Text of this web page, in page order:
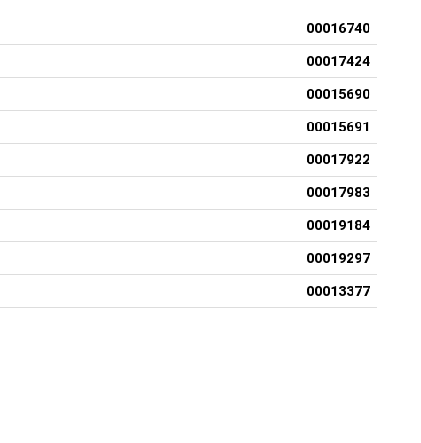
00016740
00017424
00015690
00015691
00017922
00017983
00019184
00019297
00013377